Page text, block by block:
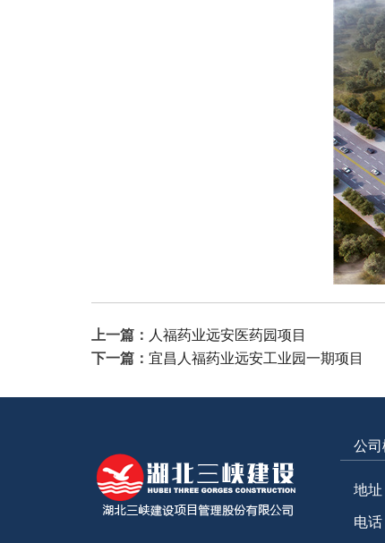
上一篇： 人福药业远安医药园项目
下一篇： 宜昌人福药业远安工业园一期项目
公司
地
电